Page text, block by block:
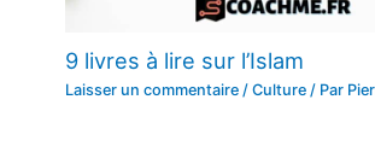
9 livres à lire sur l’Islam
Laisser un commentaire /Culture / Par